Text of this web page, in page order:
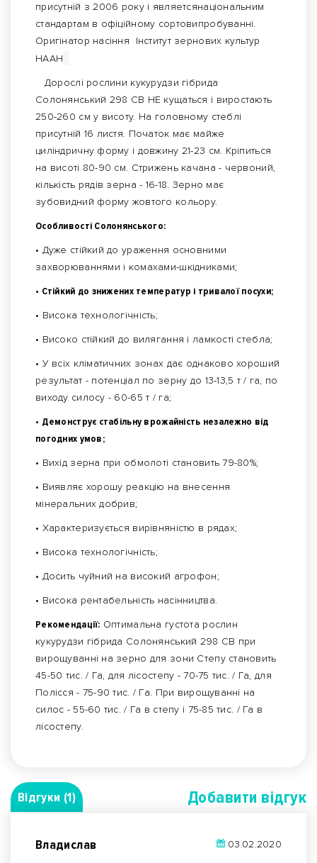
присутній з 2006 року і являетсянаціональним
стандартам в офіційному сортовипробуванні.
Оригінатор насіння Інститут зернових культур
НААН
Дорослі рослини кукурудзи гібрида
Солонянський 298 СВ НЕ кущаться і виростають
250-260 см у висоту. На головному стеблі
присутній 16 листя. Початок має майже
циліндричну форму і довжину 21-23 см. Кріпиться
на висоті 80-90 см. Стрижень качана - червоний,
кількість рядів зерна - 16-18. Зерно має
зубовидний форму жовтого кольору.
Особливості Солонянського:
• Дуже стійкий до ураження основними
захворюваннями і комахами-шкідниками;
• Стійкий до знижених температур і тривалої посухи;
• Висока технологічність;
• Високо стійкий до вилягання і ламкості стебла;
• У всіх кліматичних зонах дає однаково хороший
результат - потенціал по зерну до 13-13,5 т / га, по
виходу силосу - 60-65 т / га;
• Демонструє стабільну врожайність незалежно від
погодних умов;
• Вихід зерна при обмолоті становить 79-80%;
• Виявляє хорошу реакцію на внесення
мінеральних добрив;
• Характеризується вирівняністю в рядах;
• Висока технологічність;
• Досить чуйний на високий агрофон;
• Висока рентабельність насінництва.
Рекомендації: Оптимальна густота рослин
кукурудзи гібрида Солонянський 298 СВ при
вирощуванні на зерно для зони Степу становить
45-50 тис. / Га, для лісостепу - 70-75 тис. / Га, для
Полісся - 75-90 тис. / Га. При вирощуванні на
силос - 55-60 тис. / Га в степу і 75-85 тис. / Га в
лісостепу.
Відгуки (1) Добавити вiдгук
Владислав 03.02.2020